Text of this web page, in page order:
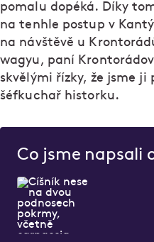
pomalu dopéká. Díky
na tenhle postup v
na návštěvě u
wagyu, paní
skvělými řízky, že jsme ji
šéfkuchař historku.
Co jsme napsali